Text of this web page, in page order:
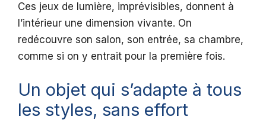
Ces jeux de lumière, imprévisibles, donnent à
l’intérieur une dimension vivante. On
redécouvre son salon, son entrée, sa chambre,
comme si on y entrait pour la première fois.
Un objet qui s’adapte à tous
les styles, sans effort